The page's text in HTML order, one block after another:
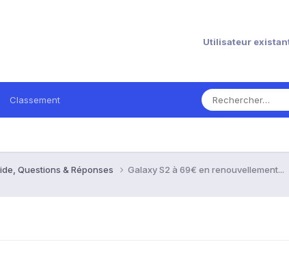
Utilisateur
Classement
Questions & Réponses Galaxy S2 à 69€ en renouvellement...